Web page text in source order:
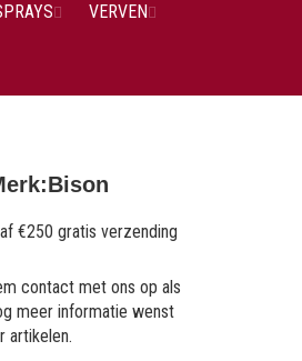
VERVEN
Bison
€250 gratis verzending
contact met ons op als
meer informatie wenst
artikelen.